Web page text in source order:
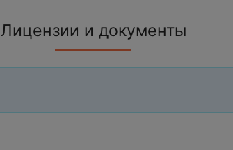
Лицензии и документы